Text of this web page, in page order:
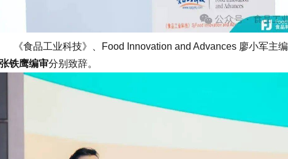
《食品工业科技》、Food Innovation and Advances 廖小军主编
张铁鹰编审分别致辞。